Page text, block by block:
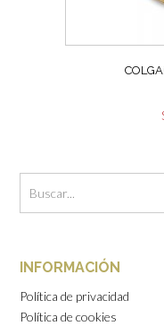
INFORMACIÓN
Política de privacidad
Política de cookies